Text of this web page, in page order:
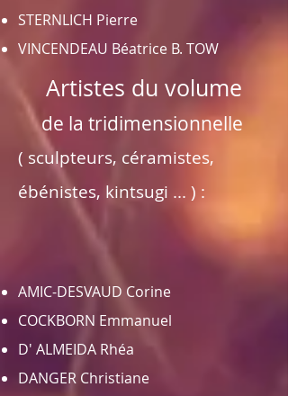
STERNLICH Pierre
VINCENDEAU Béatrice B. TOW
Artistes du volume
de la tridimensionnelle
( sculpteurs, céramistes,
ébénistes, kintsugi ... ) :
AMIC-DESVAUD Corine
COCKBORN Emmanuel
D' ALMEIDA Rhéa
DANGER Christiane